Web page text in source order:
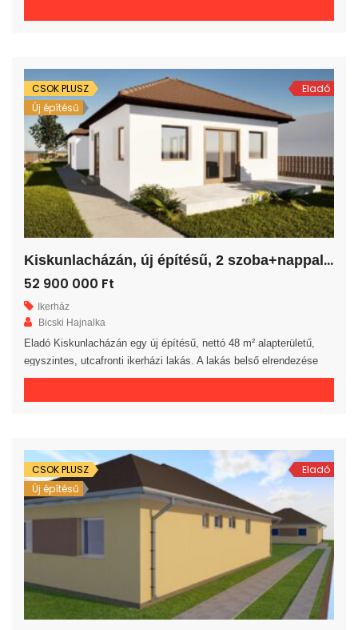
[…]
CSOK PLUSZ
Új építésű
Eladó
K
iskunlacházán, új építésű, 2 szoba+nappalis ikerház!
52 900 000 Ft
Ikerház
Bicski Hajnalka
Eladó Kiskunlacházán egy új építésű, nettó 48 m² alapterületű,
egyszintes, utcafronti ikerházi lakás. A lakás belső elrendezése
rendkívül praktikus és kényelmes 2 hálószoba, fürdőszoba, külön
téglából, […]
CSOK PLUSZ
Új építésű
Eladó